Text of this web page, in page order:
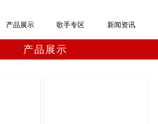
产品展示 歌手专区 新闻资讯
产品展示